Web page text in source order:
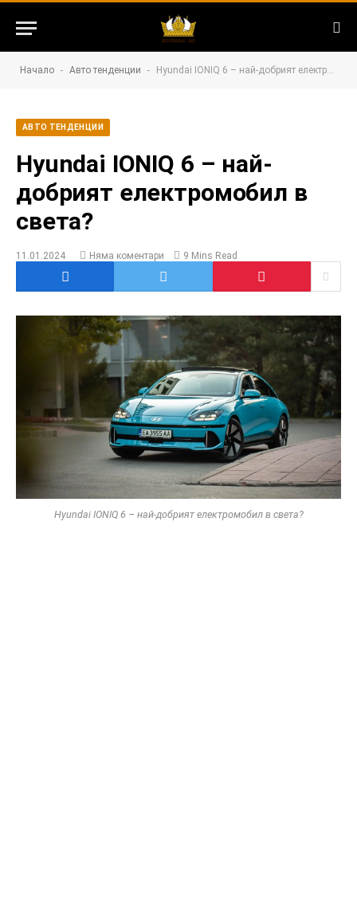
Начало - Авто тенденции - Hyundai IONIQ 6 – най-добрият електромобил в света?
АВТО ТЕНДЕНЦИИ
Hyundai IONIQ 6 – най-
добрият електромобил в
света?
11.01.2024 Няма коментари 9 Mins Read
Hyundai IONIQ 6 – най-добрият електромобил в света?